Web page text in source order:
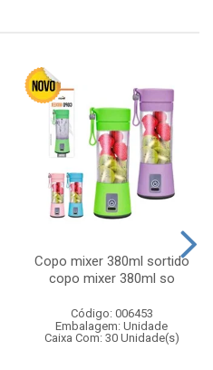
Copo mixer 380ml sortido
copo mixer 380ml so
Código: 006453
Embalagem: Unidade
Caixa Com: 30 Unidade(s)